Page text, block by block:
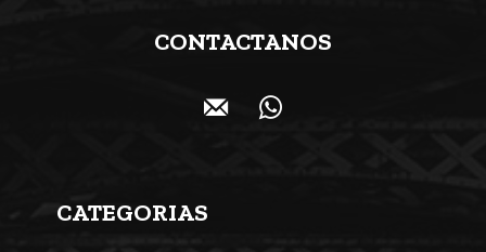
CONTACTANOS
CATEGORIAS